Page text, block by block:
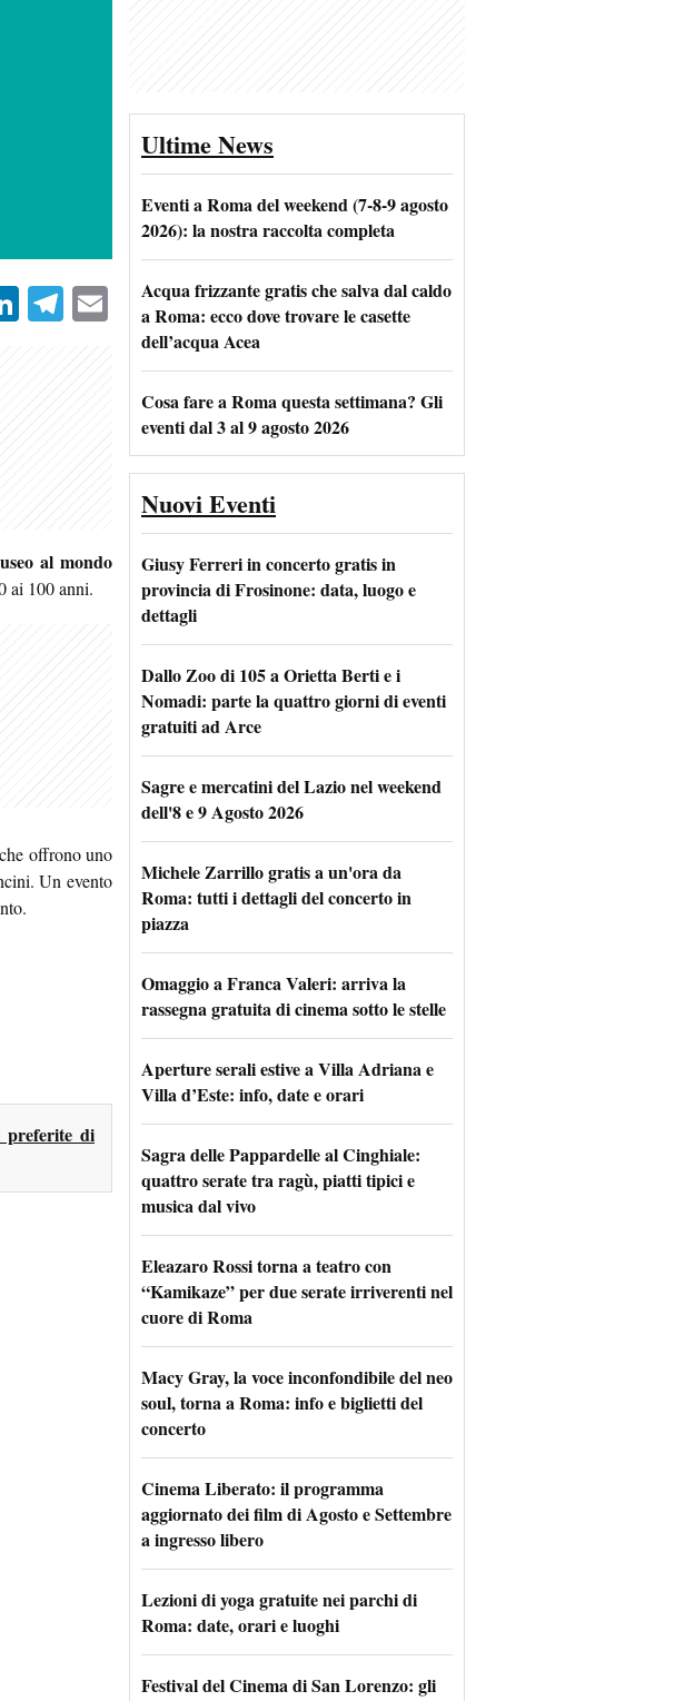
LinkedIn
Telegram
Email
al mondo
ai 100 anni.
offrono uno
Un evento
preferite di
Ultime News
Eventi a Roma del weekend (7-8-9 agosto
2026): la nostra raccolta completa
Acqua frizzante gratis che salva dal caldo
a Roma: ecco dove trovare le casette
dell’acqua Acea
Cosa fare a Roma questa settimana? Gli
eventi dal 3 al 9 agosto 2026
Nuovi Eventi
Giusy Ferreri in concerto gratis in
provincia di Frosinone: data, luogo e
dettagli
Dallo Zoo di 105 a Orietta Berti e i
Nomadi: parte la quattro giorni di eventi
gratuiti ad Arce
Sagre e mercatini del Lazio nel weekend
dell'8 e 9 Agosto 2026
Michele Zarrillo gratis a un'ora da
Roma: tutti i dettagli del concerto in
piazza
Omaggio a Franca Valeri: arriva la
rassegna gratuita di cinema sotto le stelle
Aperture serali estive a Villa Adriana e
Villa d’Este: info, date e orari
Sagra delle Pappardelle al Cinghiale:
quattro serate tra ragù, piatti tipici e
musica dal vivo
Eleazaro Rossi torna a teatro con
“Kamikaze” per due serate irriverenti nel
cuore di Roma
Macy Gray, la voce inconfondibile del neo
soul, torna a Roma: info e biglietti del
concerto
Cinema Liberato: il programma
aggiornato dei film di Agosto e Settembre
a ingresso libero
Lezioni di yoga gratuite nei parchi di
Roma: date, orari e luoghi
Festival del Cinema di San Lorenzo: gli